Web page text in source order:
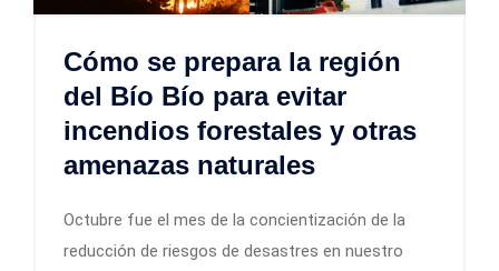
Cómo se prepara la región
del Bío Bío para evitar
incendios forestales y otras
amenazas naturales
Octubre fue el mes de la concientización de la
reducción de riesgos de desastres en nuestro